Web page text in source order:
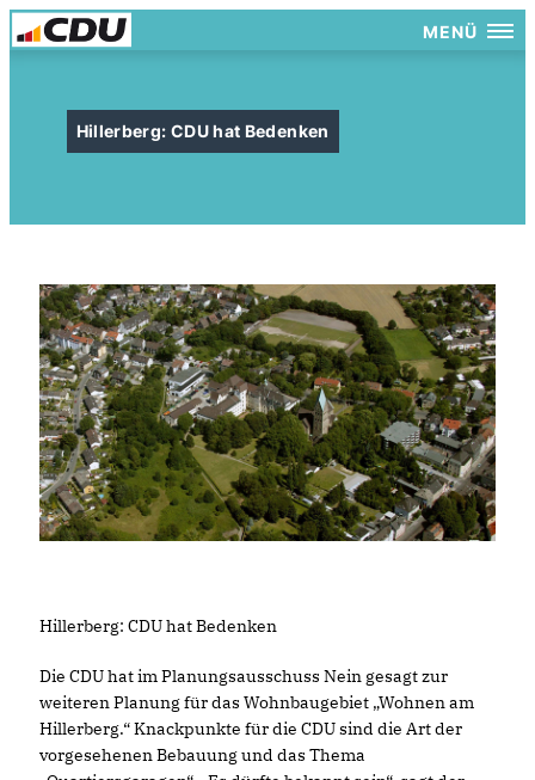
MENÜ
Hillerberg: CDU hat Bedenken
Hillerberg: CDU hat Bedenken
Die CDU hat im Planungsausschuss Nein gesagt zur
weiteren Planung für das Wohnbaugebiet „Wohnen am
Hillerberg.“ Knackpunkte für die CDU sind die Art der
vorgesehenen Bebauung und das Thema